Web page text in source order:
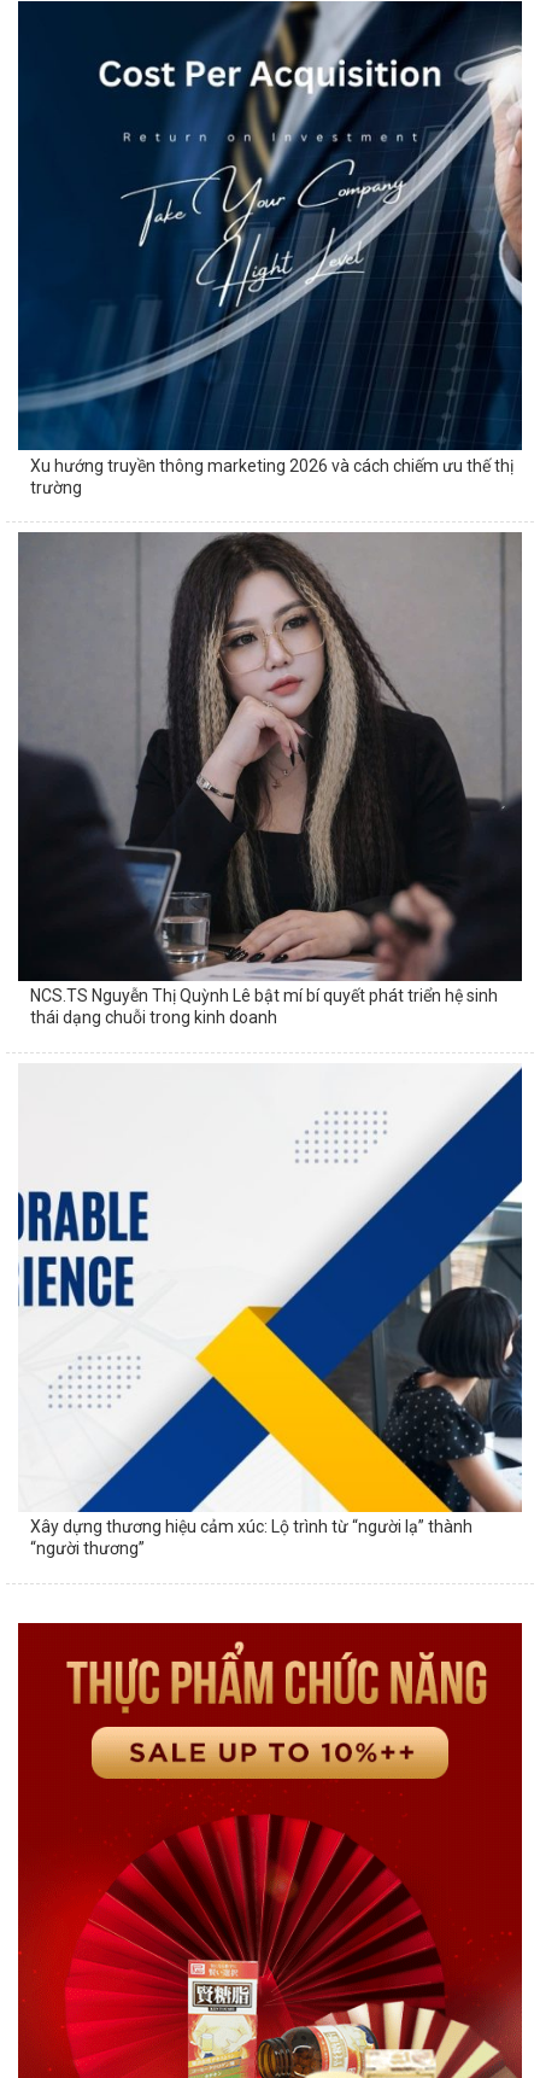
Xu hướng truyền thông marketing 2026 và cách chiếm ưu thế thị
trường
NCS.TS Nguyễn Thị Quỳnh Lê bật mí bí quyết phát triển hệ sinh
thái dạng chuỗi trong kinh doanh
Xây dựng thương hiệu cảm xúc: Lộ trình từ “người lạ” thành
“người thương”